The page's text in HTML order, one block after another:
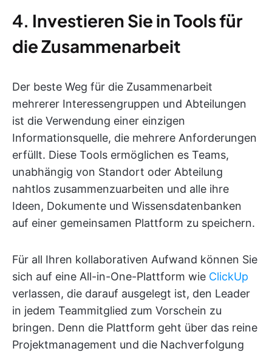
4. Investieren Sie in Tools für
die Zusammenarbeit
Der beste Weg für die Zusammenarbeit
mehrerer Interessengruppen und Abteilungen
ist die Verwendung einer einzigen
Informationsquelle, die mehrere Anforderungen
erfüllt. Diese Tools ermöglichen es Teams,
unabhängig von Standort oder Abteilung
nahtlos zusammenzuarbeiten und alle ihre
Ideen, Dokumente und Wissensdatenbanken
auf einer gemeinsamen Plattform zu speichern.
Für all Ihren kollaborativen Aufwand können Sie
sich auf eine All-in-One-Plattform wie ClickUp
verlassen, die darauf ausgelegt ist, den Leader
in jedem Teammitglied zum Vorschein zu
bringen. Denn die Plattform geht über das reine
Projektmanagement und die Nachverfolgung